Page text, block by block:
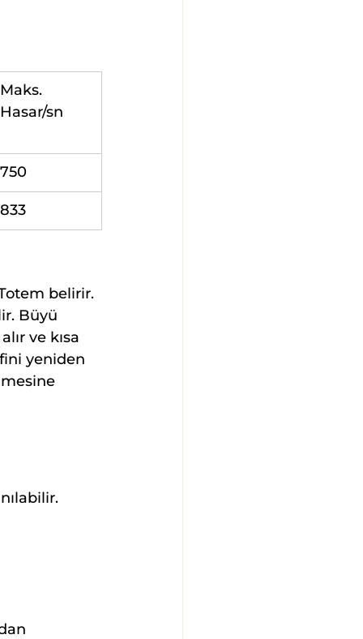
Maks.
Hasar/sn
750
833
belirir.
Büyü
ve kısa
yeniden